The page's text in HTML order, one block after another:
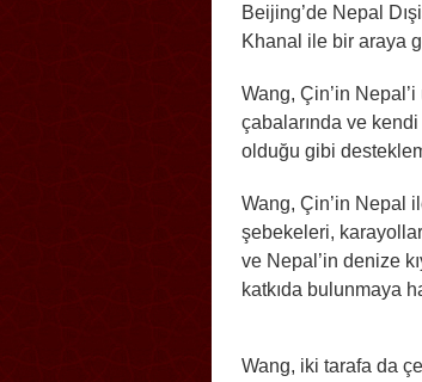
Beijing’de Nepal
Khanal ile bir araya
Wang, Çin’in
çabalarında ve
olduğu gibi
Wang, Çin’in Nepal
şebekeleri,
ve Nepal’in denize
katkıda bulunmaya
Wang, iki tarafa da